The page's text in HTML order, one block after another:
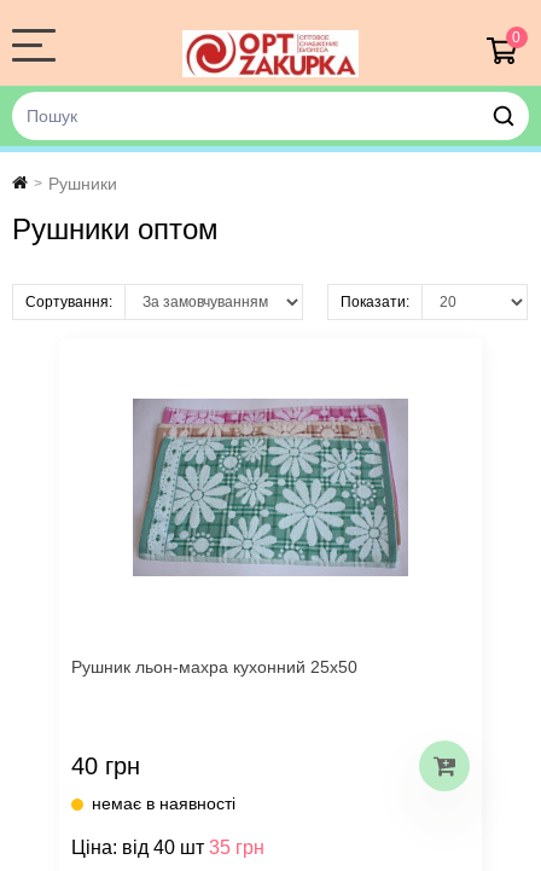
0
> Рушники
Рушники оптом
Сортування: Показати:
Рушник льон-махра кухонний 25х50
40 грн
немає в наявності
Ціна: від 40 шт 35 грн